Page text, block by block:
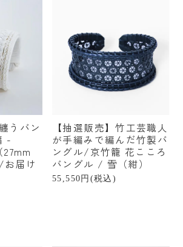
うバン
-
届け
【抽選販売】竹工芸職人
が手編みで編んだ竹製バ
ングル/京竹籠 花こころ
バングル / 雪（紺）
55,550円(税込)